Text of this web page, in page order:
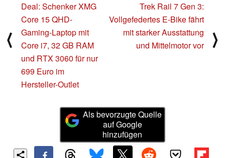
⟨
Deal: Schenker XMG
Core 15 QHD-
Gaming-Laptop mit
Core i7, 32 GB RAM
und RTX 3060 für nur
699 Euro im
Hersteller-Outlet
Trek Rail 7 Gen 3:
Vollgefedertes E-Bike fährt
mit starker Ausstattung
und Mittelmotor vor
⟩
Als bevorzugte Quelle
auf Google
hinzufügen